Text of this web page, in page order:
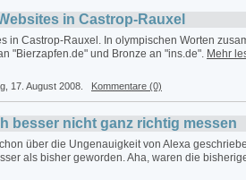
in Castrop-Rauxel
in Castrop-Rauxel. In olympischen Worten
"Bierzapfen.de" und Bronze an "ins.de". Mehr
17. August 2008. Kommentare (0)
besser nicht ganz richtig messen
über die Ungenauigkeit von Alexa
als bisher geworden. Aha, waren die